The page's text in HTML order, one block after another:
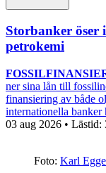
Storbanker öser
petrokemi
ner sina lån till
finansiering av både
internationella banker
03 aug 2026 • Lästid:
Foto: Karl